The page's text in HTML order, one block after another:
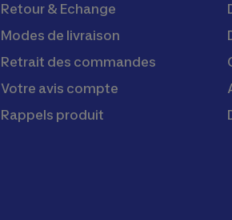
Retour & Echange
Modes de livraison
Retrait des commandes
Votre avis compte
Rappels produit